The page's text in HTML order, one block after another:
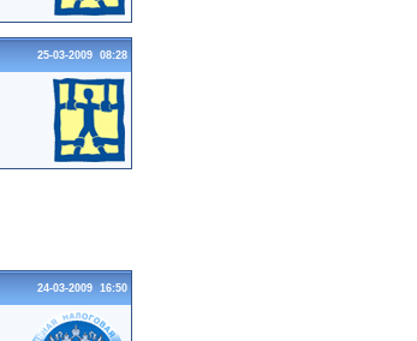
25-03-2009 08:28
24-03-2009 16:50